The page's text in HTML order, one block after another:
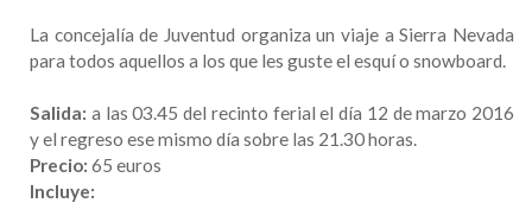
La concejalía de Juventud organiza un viaje a Sierra Nevada
para todos aquellos a los que les guste el esquí o snowboard.
Salida: a las 03.45 del recinto ferial el día 12 de marzo 2016
y el regreso ese mismo día sobre las 21.30 horas.
Precio: 65 euros
Incluye: